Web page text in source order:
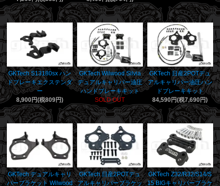
GKTech S13180sx ハン
ドブレーキエクステンダ
ー
8,900円(税809円)
GKTech Wilwood Silvia
デュアルキャリパー油圧
ハンドブレーキキット
SOLD OUT
GKTech 日産2POTデュ
アルキャリパー油圧ハン
ドブレーキキット
84,590円(税7,690円)
GKTech デュアルキャリ
パーブラケット Wilwood
GKTech 日産2POTデュ
アルキャリパーブラケッ
GKTech Z32/R32/S14/S
15 BIGキャリパーブラケ